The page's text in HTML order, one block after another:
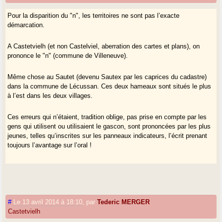
Pour la disparition du "n", les territoires ne sont pas l’exacte
démarcation.
A Castetvielh (et non Castelviel, aberration des cartes et plans), on
prononce le "n" (commune de Villeneuve).
Même chose au Sautet (devenu Sautex par les caprices du cadastre)
dans la commune de Lécussan. Ces deux hameaux sont situés le plus
à l’est dans les deux villages.
Ces erreurs qui n’étaient, tradition oblige, pas prise en compte par les
gens qui utilisent ou utilisaient le gascon, sont prononcées par les plus
jeunes, telles qu’inscrites sur les panneaux indicateurs, l’écrit prenant
toujours l’avantage sur l’oral !
# Le 13 avril 2014 à 18:10 parTederic MERGER
Castetvielh